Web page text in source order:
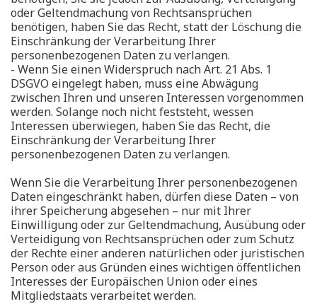
oder Geltendmachung von Rechtsansprüchen
benötigen, haben Sie das Recht, statt der Löschung die
Einschränkung der Verarbeitung Ihrer
personenbezogenen Daten zu verlangen.
- Wenn Sie einen Widerspruch nach Art. 21 Abs. 1
DSGVO eingelegt haben, muss eine Abwägung
zwischen Ihren und unseren Interessen vorgenommen
werden. Solange noch nicht feststeht, wessen
Interessen überwiegen, haben Sie das Recht, die
Einschränkung der Verarbeitung Ihrer
personenbezogenen Daten zu verlangen.
Wenn Sie die Verarbeitung Ihrer personenbezogenen
Daten eingeschränkt haben, dürfen diese Daten – von
ihrer Speicherung abgesehen – nur mit Ihrer
Einwilligung oder zur Geltendmachung, Ausübung oder
Verteidigung von Rechtsansprüchen oder zum Schutz
der Rechte einer anderen natürlichen oder juristischen
Person oder aus Gründen eines wichtigen öffentlichen
Interesses der Europäischen Union oder eines
Mitgliedstaats verarbeitet werden.